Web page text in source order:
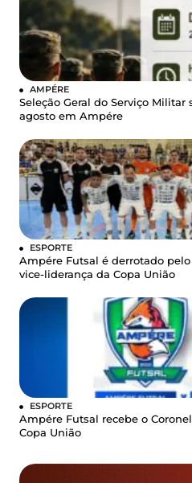
AMPÉRE
Seleção Geral do Serviço Militar
agosto em Ampére
ESPORTE
Ampére Futsal é derrotado
vice-liderança da Copa União
ESPORTE
Ampére Futsal recebe o
Copa União